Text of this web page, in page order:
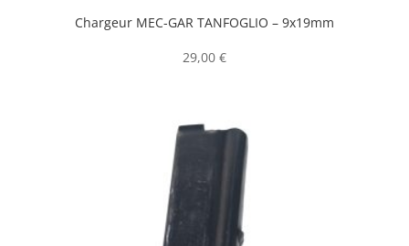
Chargeur MEC-GAR TANFOGLIO – 9x19mm
29,00 €